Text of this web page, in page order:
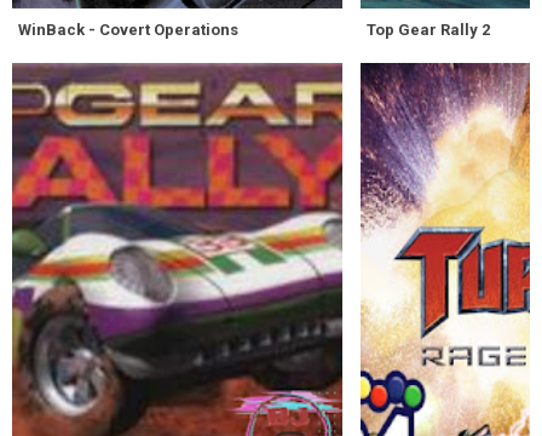
WinBack - Covert Operations Top Gear Rally 2